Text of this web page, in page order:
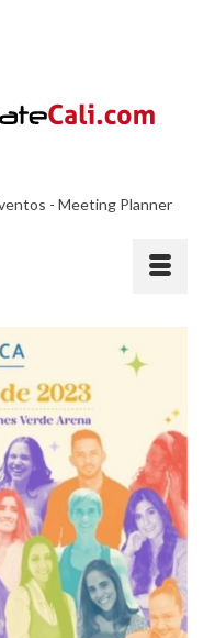
- Meeting Planner